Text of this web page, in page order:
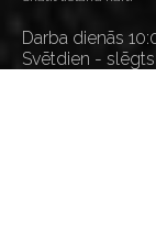
Darba dienās
Svētdien - slēgts